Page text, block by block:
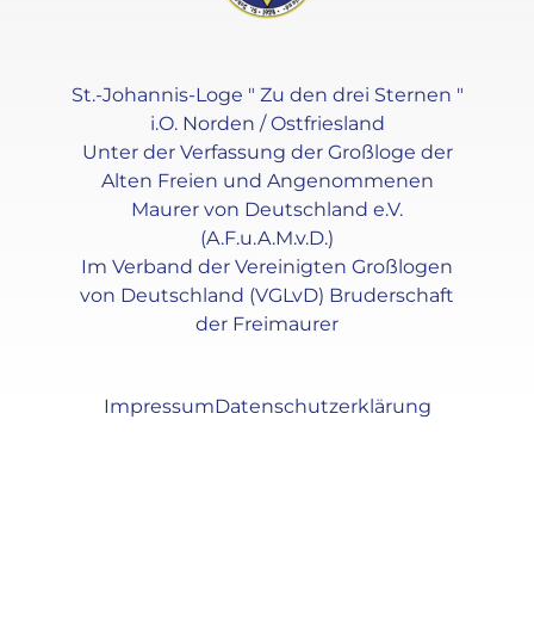
St.-Johannis-Loge " Zu den drei Sternen "
i.O. Norden / Ostfriesland
Unter der Verfassung der Großloge der
Alten Freien und Angenommenen
Maurer von Deutschland e.V.
(A.F.u.A.M.v.D.)
Im Verband der Vereinigten Großlogen
von Deutschland (VGLvD) Bruderschaft
der Freimaurer
ImpressumDatenschutzerklärung